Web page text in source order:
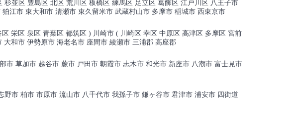
並区 豊島区 北区 荒川区 板橋区 練馬区 足立区 葛飾区 江戸川区 八王子市
江市 東大和市 清瀬市 東久留米市 武蔵村山市 多摩市 稲城市 西東京市
栄区 泉区 青葉区 都筑区 ) 川崎市 ( 川崎区 幸区 中原区 高津区 多摩区 宮前
和市 伊勢原市 海老名市 座間市 綾瀬市 三浦郡 高座郡
草加市 越谷市 蕨市 戸田市 朝霞市 志木市 和光市 新座市 八潮市 富士見市
市 柏市 市原市 流山市 八千代市 我孫子市 鎌ヶ谷市 君津市 浦安市 四街道